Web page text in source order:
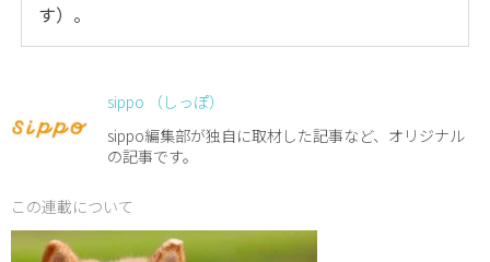
す）。
sippo （しっぽ）
sippo編集部が独自に取材した記事など、オリジナル
の記事です。
この連載について